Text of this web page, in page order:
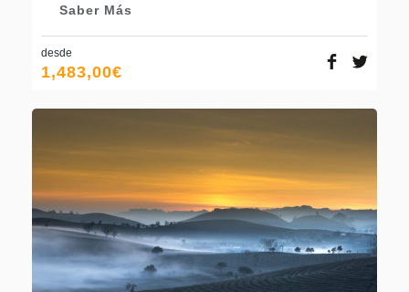
Saber Más
desde
1,483,00€